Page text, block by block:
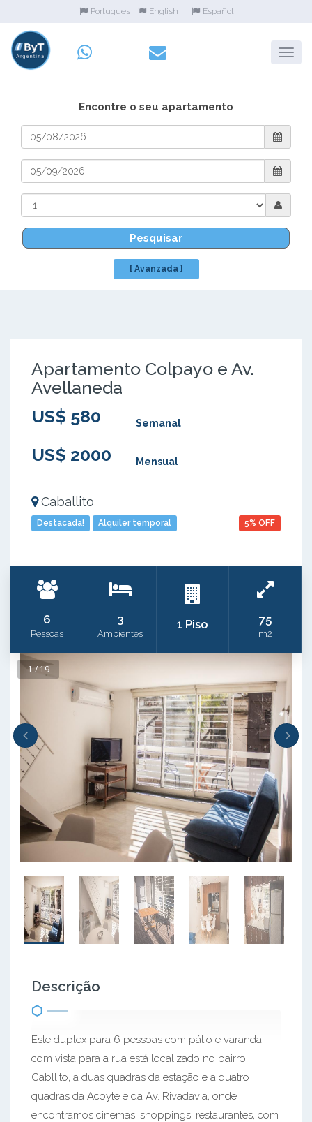
Portugues English Español
Encontre o seu apartamento
Pesquisar
[ Avanzada ]
Apartamento Colpayo e Av.
Avellaneda
US$ 580
Semanal
US$ 2000 Mensual
Caballito
Destacada! Alquiler temporal 5% OFF
6
Pessoas
3
Ambientes
1 Piso 75
m2
1 / 19
Descrição
Este duplex para 6 pessoas com pátio e varanda
com vista para a rua está localizado no bairro
Cabllito, a duas quadras da estação e a quatro
quadras da Acoyte e da Av. Rivadavia, onde
encontramos cinemas, shoppings, restaurantes, com